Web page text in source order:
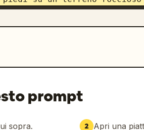
al crepuscolo, catene
stesso paesaggio
o in piedi centrata sul
che incorniciano il
etichette dati, menu di
prompt
sopra. 2 Apri una